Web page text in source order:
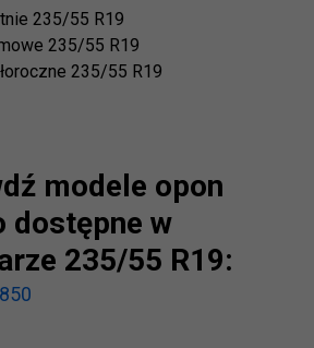
235/55 R19
235/55 R19
235/55 R19
modele opon
dostępne w
235/55 R19: